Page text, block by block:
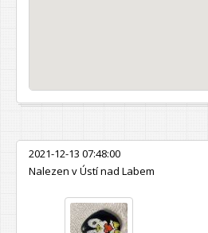
2021-12-13 07:48:00
Nalezen v Ústí nad Labem